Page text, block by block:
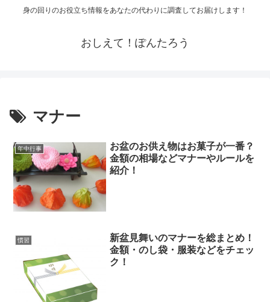
身の回りのお役立ち情報をあなたの代わりに調査してお届けします！
おしえて！ぽんたろう
マナー
年中行事
お盆のお供え物はお菓子が一番？
金額の相場などマナーやルールを
紹介！
慣習
新盆見舞いのマナーを総まとめ！
金額・のし袋・服装などをチェッ
ク！